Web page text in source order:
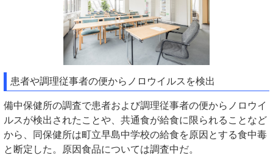
患者や調理従事者の便からノロウイルスを検出
備中保健所の調査で患者および調理従事者の便からノロウイ
ルスが検出されたことや、共通食が給食に限られることなど
から、同保健所は町立早島中学校の給食を原因とする食中毒
と断定した。原因食品については調査中だ。